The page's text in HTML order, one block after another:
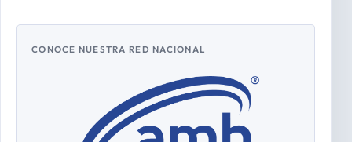
CONOCE NUESTRA RED NACIONAL